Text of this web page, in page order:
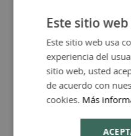
Glicerina para
hidratada
Agua termal
barrera cutánea
antioxidantes
oxidativo.
Este sitio
Este sitio web usa
experiencia del
sitio web, usted
de acuerdo con
cookies. Más